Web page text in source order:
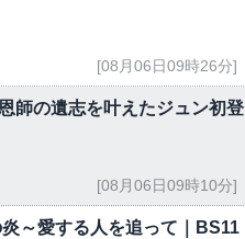
[08月06日09時26分]
師の遺志を叶えたジュン初登
[08月06日09時10分]
～愛する人を追って｜BS11